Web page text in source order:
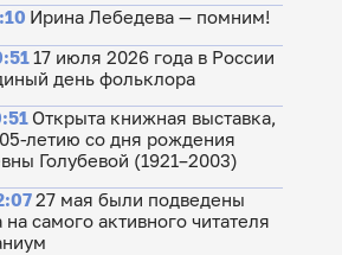
Ирина Лебедева — помним!
17 июля 2026 года в России
день фольклора
Открыта книжная выставка,
летию со дня рождения
Голубевой (1921–2003)
27 мая были подведены
на самого активного читателя